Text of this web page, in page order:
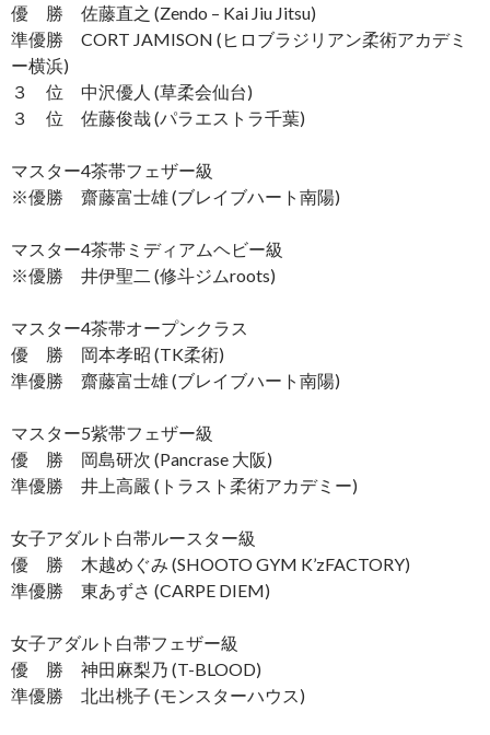
優 勝 佐藤直之 (Zendo – Kai Jiu Jitsu)
準優勝 CORT JAMISON (ヒロブラジリアン柔術アカデミ
ー横浜)
３ 位 中沢優人 (草柔会仙台)
３ 位 佐藤俊哉 (パラエストラ千葉)
マスター4茶帯フェザー級
※優勝 齋藤富士雄 (ブレイブハート南陽)
マスター4茶帯ミディアムヘビー級
※優勝 井伊聖二 (修斗ジムroots)
マスター4茶帯オープンクラス
優 勝 岡本孝昭 (TK柔術)
準優勝 齋藤富士雄 (ブレイブハート南陽)
マスター5紫帯フェザー級
優 勝 岡島研次 (Pancrase 大阪)
準優勝 井上高嚴 (トラスト柔術アカデミー)
女子アダルト白帯ルースター級
優 勝 木越めぐみ (SHOOTO GYM K’zFACTORY)
準優勝 東あずさ (CARPE DIEM)
女子アダルト白帯フェザー級
優 勝 神田麻梨乃 (T-BLOOD)
準優勝 北出桃子 (モンスターハウス)